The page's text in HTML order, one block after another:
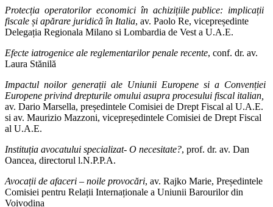
Protecția operatorilor economici în achizițiile publice: implicații
fiscale și apărare juridică în Italia, av. Paolo Re, vicepreședinte
Delegația Regionala Milano si Lombardia de Vest a U.A.E.
Efecte iatrogenice ale reglementarilor penale recente, conf. dr. av.
Laura Stănilă
Impactul noilor generații ale Uniunii Europene si a Convenției
Europene privind drepturile omului asupra procesului fiscal italian,
av. Dario Marsella, președintele Comisiei de Drept Fiscal al U.A.E.
si av. Maurizio Mazzoni, vicepreședintele Comisiei de Drept Fiscal
al U.A.E.
Instituția avocatului specializat- O necesitate?, prof. dr. av. Dan
Oancea, directorul l.N.P.P.A.
Avocații de afaceri – noile provocări, av. Rajko Marie, Președintele
Comisiei pentru Relații Internaționale a Uniunii Barourilor din
Voivodina